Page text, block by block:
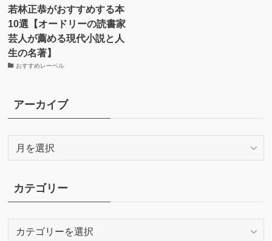
若林正恭がおすすめする本
10選【オードリーの読書家
芸人が薦める現代小説と人
生の名著】
おすすめレーベル
アーカイブ
イ
ブ
カテゴリー